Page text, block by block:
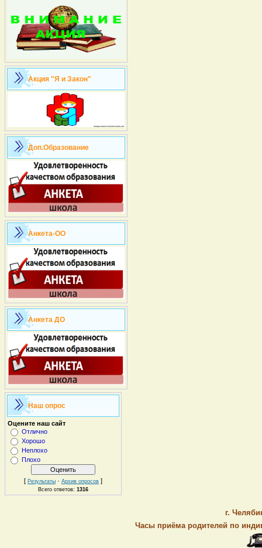
Акция "Я и Закон"
Доп.Образование
Анкета-ОО
Анкета ДО
Наш опрос
Оцените наш сайт
Отлично
Хорошо
Неплохо
Плохо
[ Результаты · Архив опросов ]
Всего ответов: 1316
г.
Часы приёма родителей по